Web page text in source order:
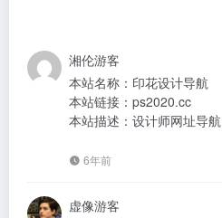
湘伦游客
本站名称：印花设计导航
本站链接：ps2020.cc
本站描述：设计师网址导航
6年前
虚像游客